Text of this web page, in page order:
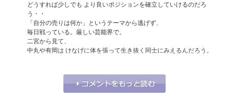
どうすれば少しでも より良いポジションを確立していけるのだろ
う・・
「自分の売りは何か」というテーマから逃げず、
毎日戦っている。厳しい芸能界で。
二宮から見て、
中丸や有岡は けなげに体を張って生き抜く同士にみえるんだろう。
29 うーん… 0